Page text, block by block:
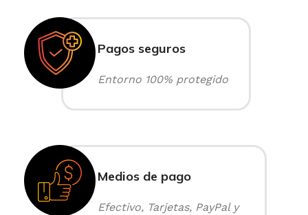
Pagos seguros
Entorno 100% protegido
Medios de pago
Efectivo, Tarjetas, PayPal y